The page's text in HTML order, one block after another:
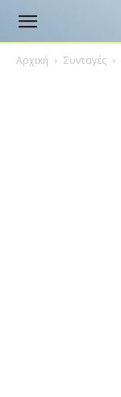
Αρχική Συνταγές